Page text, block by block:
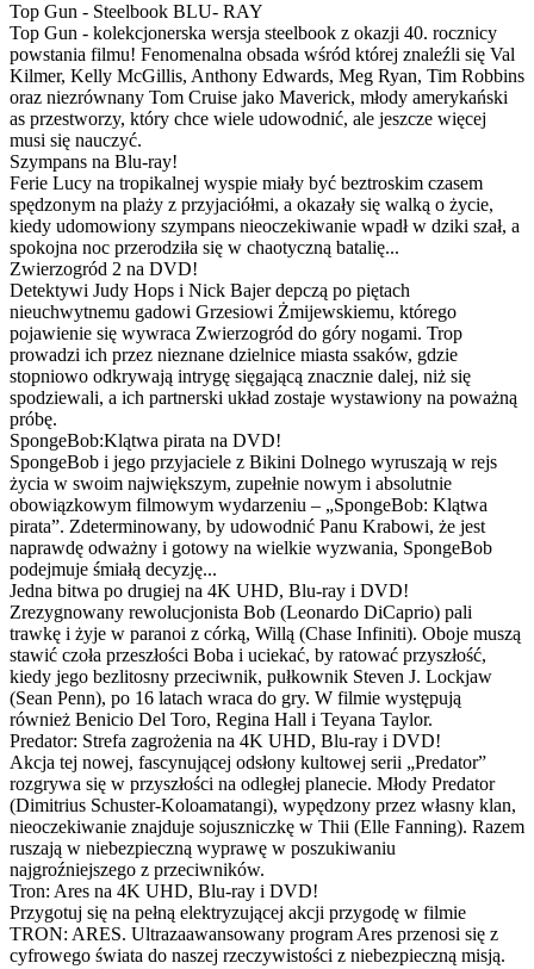
Top Gun - Steelbook BLU- RAY
Top Gun - kolekcjonerska wersja steelbook z okazji 40. rocznicy
powstania filmu! Fenomenalna obsada wśród której znaleźli się Val
Kilmer, Kelly McGillis, Anthony Edwards, Meg Ryan, Tim Robbins
oraz niezrównany Tom Cruise jako Maverick, młody amerykański
as przestworzy, który chce wiele udowodnić, ale jeszcze więcej
musi się nauczyć.
Szympans na Blu-ray!
Ferie Lucy na tropikalnej wyspie miały być beztroskim czasem
spędzonym na plaży z przyjaciółmi, a okazały się walką o życie,
kiedy udomowiony szympans nieoczekiwanie wpadł w dziki szał, a
spokojna noc przerodziła się w chaotyczną batalię...
Zwierzogród 2 na DVD!
Detektywi Judy Hops i Nick Bajer depczą po piętach
nieuchwytnemu gadowi Grzesiowi Żmijewskiemu, którego
pojawienie się wywraca Zwierzogród do góry nogami. Trop
prowadzi ich przez nieznane dzielnice miasta ssaków, gdzie
stopniowo odkrywają intrygę sięgającą znacznie dalej, niż się
spodziewali, a ich partnerski układ zostaje wystawiony na poważną
próbę.
SpongeBob:Klątwa pirata na DVD!
SpongeBob i jego przyjaciele z Bikini Dolnego wyruszają w rejs
życia w swoim największym, zupełnie nowym i absolutnie
obowiązkowym filmowym wydarzeniu – „SpongeBob: Klątwa
pirata”. Zdeterminowany, by udowodnić Panu Krabowi, że jest
naprawdę odważny i gotowy na wielkie wyzwania, SpongeBob
podejmuje śmiałą decyzję...
Jedna bitwa po drugiej na 4K UHD, Blu-ray i DVD!
Zrezygnowany rewolucjonista Bob (Leonardo DiCaprio) pali
trawkę i żyje w paranoi z córką, Willą (Chase Infiniti). Oboje muszą
stawić czoła przeszłości Boba i uciekać, by ratować przyszłość,
kiedy jego bezlitosny przeciwnik, pułkownik Steven J. Lockjaw
(Sean Penn), po 16 latach wraca do gry. W filmie występują
również Benicio Del Toro, Regina Hall i Teyana Taylor.
Predator: Strefa zagrożenia na 4K UHD, Blu-ray i DVD!
Akcja tej nowej, fascynującej odsłony kultowej serii „Predator”
rozgrywa się w przyszłości na odległej planecie. Młody Predator
(Dimitrius Schuster-Koloamatangi), wypędzony przez własny klan,
nieoczekiwanie znajduje sojuszniczkę w Thii (Elle Fanning). Razem
ruszają w niebezpieczną wyprawę w poszukiwaniu
najgroźniejszego z przeciwników.
Tron: Ares na 4K UHD, Blu-ray i DVD!
Przygotuj się na pełną elektryzującej akcji przygodę w filmie
TRON: ARES. Ultrazaawansowany program Ares przenosi się z
cyfrowego świata do naszej rzeczywistości z niebezpieczną misją.